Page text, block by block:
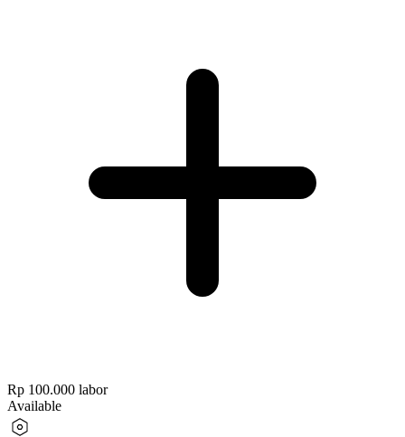
Rp 100.000 labor
Available